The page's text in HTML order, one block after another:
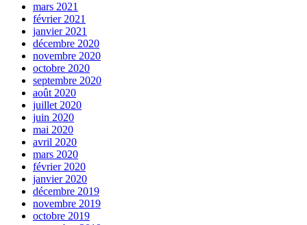
mars 2021
février 2021
janvier 2021
décembre 2020
novembre 2020
octobre 2020
septembre 2020
août 2020
juillet 2020
juin 2020
mai 2020
avril 2020
mars 2020
février 2020
janvier 2020
décembre 2019
novembre 2019
octobre 2019